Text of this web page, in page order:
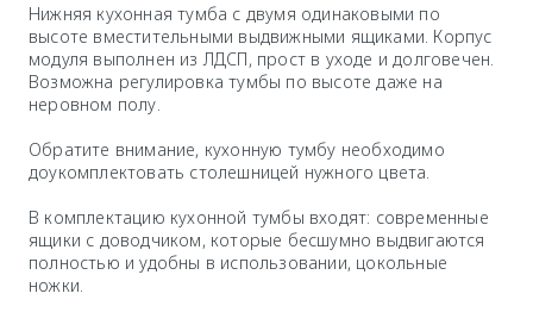
Нижняя кухонная тумба с двумя одинаковыми по
высоте вместительными выдвижными ящиками. Корпус
модуля выполнен из ЛДСП, прост в уходе и долговечен.
Возможна регулировка тумбы по высоте даже на
неровном полу.
Обратите внимание, кухонную тумбу необходимо
доукомплектовать столешницей нужного цвета.
В комплектацию кухонной тумбы входят: современные
ящики с доводчиком, которые бесшумно выдвигаются
полностью и удобны в использовании, цокольные
ножки.